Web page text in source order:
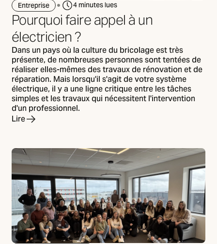
Entreprise 4 minutes lues
Pourquoi faire appel à un
électricien ?
Dans un pays où la culture du bricolage est très
présente, de nombreuses personnes sont tentées de
réaliser elles-mêmes des travaux de rénovation et de
réparation. Mais lorsqu'il s'agit de votre système
électrique, il y a une ligne critique entre les tâches
simples et les travaux qui nécessitent l'intervention
d'un professionnel.
Lire